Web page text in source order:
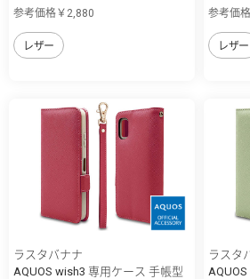
参考価格￥2,880
レザー
参考価
レザー
ラスタバナナ
AQUOS wish3 専用ケース 手帳型
ラスタ